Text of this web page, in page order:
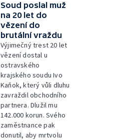
Soud poslal muž
na 20 let do
vězení do
brutální vraždu
Výjimečný trest 20 let
vězení dostal u
ostravského
krajského soudu Ivo
Kaňok, který vůli dluhu
zavraždil obchodního
partnera. Dlužil mu
142.000 korun. Svého
zaměstnance pak
donutil, aby mrtvolu